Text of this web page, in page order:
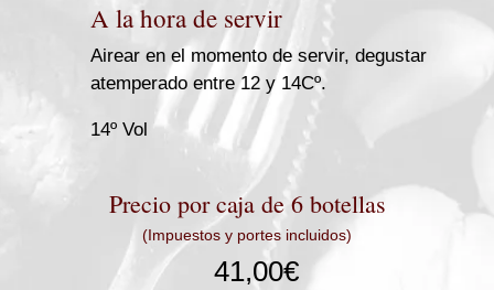
A la hora de servir
Airear en el momento de servir, degustar
atemperado entre 12 y 14Cº.
14º Vol
Precio por caja de 6 botellas
(Impuestos y portes incluidos)
41,00€